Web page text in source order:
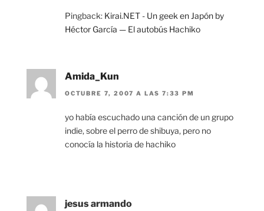
Pingback: Kirai.NET - Un geek en Japón by
Héctor García — El autobús Hachiko
Amida_Kun
OCTUBRE 7, 2007 A LAS 7:33 PM
yo había escuchado una canción de un grupo
indie, sobre el perro de shibuya, pero no
conocía la historia de hachiko
jesus armando